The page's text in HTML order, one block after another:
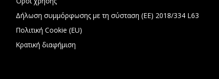
Δήλωση συμμόρφωσης με τη σύσταση (ΕΕ) 2018/334 L63
Πολιτική Cookie (EU)
Κρατική διαφήμιση